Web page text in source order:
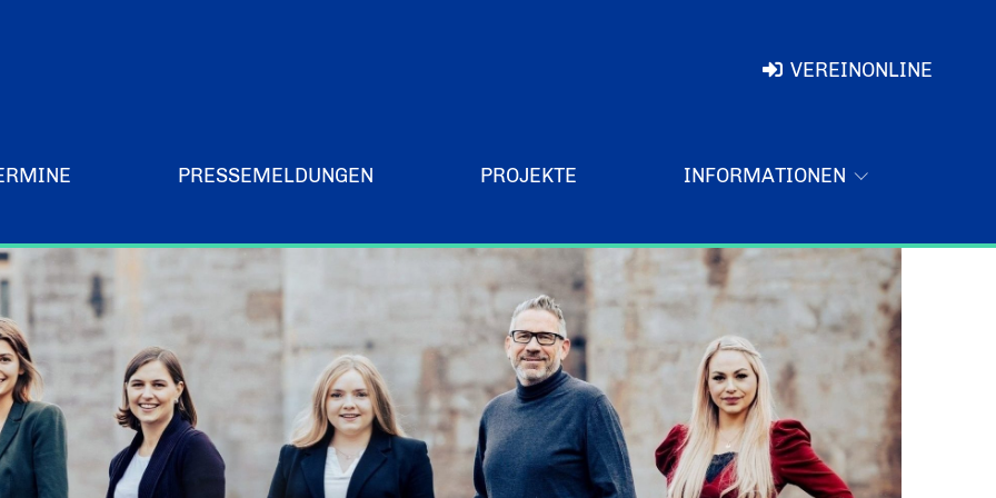
VEREINONLINE
PRESSEMELDUNGEN PROJEKTE INFORMATIONEN
Merchandising-Klamotten